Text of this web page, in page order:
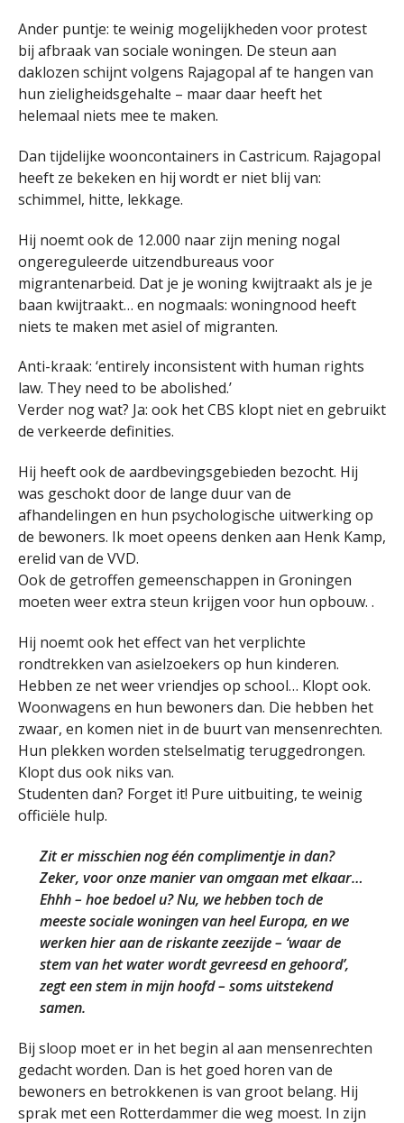
Ander puntje: te weinig mogelijkheden voor protest
bij afbraak van sociale woningen. De steun aan
daklozen schijnt volgens Rajagopal af te hangen van
hun zieligheidsgehalte – maar daar heeft het
helemaal niets mee te maken.
Dan tijdelijke wooncontainers in Castricum. Rajagopal
heeft ze bekeken en hij wordt er niet blij van:
schimmel, hitte, lekkage.
Hij noemt ook de 12.000 naar zijn mening nogal
ongereguleerde uitzendbureaus voor
migrantenarbeid. Dat je je woning kwijtraakt als je je
baan kwijtraakt… en nogmaals: woningnood heeft
niets te maken met asiel of migranten.
Anti-kraak: ‘entirely inconsistent with human rights
law. They need to be abolished.’
Verder nog wat? Ja: ook het CBS klopt niet en gebruikt
de verkeerde definities.
Hij heeft ook de aardbevingsgebieden bezocht. Hij
was geschokt door de lange duur van de
afhandelingen en hun psychologische uitwerking op
de bewoners. Ik moet opeens denken aan Henk Kamp,
erelid van de VVD.
Ook de getroffen gemeenschappen in Groningen
moeten weer extra steun krijgen voor hun opbouw. .
Hij noemt ook het effect van het verplichte
rondtrekken van asielzoekers op hun kinderen.
Hebben ze net weer vriendjes op school… Klopt ook.
Woonwagens en hun bewoners dan. Die hebben het
zwaar, en komen niet in de buurt van mensenrechten.
Hun plekken worden stelselmatig teruggedrongen.
Klopt dus ook niks van.
Studenten dan? Forget it! Pure uitbuiting, te weinig
officiële hulp.
Zit er misschien nog één complimentje in dan?
Zeker, voor onze manier van omgaan met elkaar…
Ehhh – hoe bedoel u? Nu, we hebben toch de
meeste sociale woningen van heel Europa, en we
werken hier aan de riskante zeezijde – ‘waar de
stem van het water wordt gevreesd en gehoord’,
zegt een stem in mijn hoofd – soms uitstekend
samen.
Bij sloop moet er in het begin al aan mensenrechten
gedacht worden. Dan is het goed horen van de
bewoners en betrokkenen is van groot belang. Hij
sprak met een Rotterdammer die weg moest. In zijn